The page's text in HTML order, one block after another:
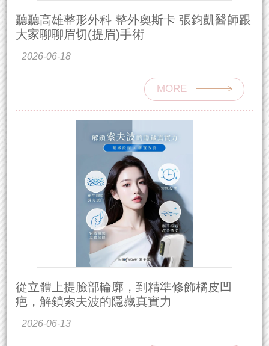
聽聽高雄整形外科 整外奧斯卡 張鈞凱醫師跟
大家聊聊眉切(提眉)手術
2026-06-18
MORE
從立體上提臉部輪廓，到精準修飾橘皮凹
疤，解鎖索夫波的隱藏真實力
2026-06-13